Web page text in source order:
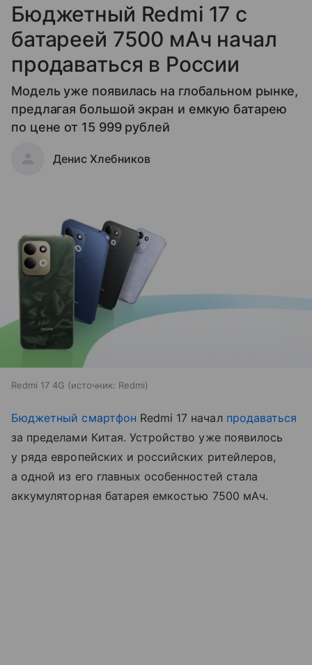
Бюджетный Redmi 17 с
батареей 7500 мАч начал
продаваться в России
Модель уже появилась на глобальном рынке,
предлагая большой экран и емкую батарею
по цене от 15 999 рублей
Денис Хлебников
Redmi 17 4G источник: Redmi
Бюджетный смартфон Redmi 17 начал продаваться
за пределами Китая. Устройство уже появилось
у ряда европейских и российских ритейлеров,
а одной из его главных особенностей стала
аккумуляторная батарея емкостью 7500 мАч.